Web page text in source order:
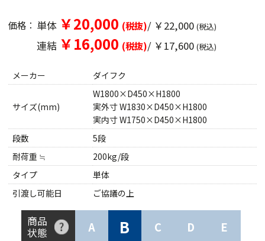
価格： 単体 ￥20,000 (税抜)/ ￥22,000 (税込)
連結 ￥16,000 (税抜)/ ￥17,600 (税込)
メーカー ダイフク
サイズ(mm)
W1800×D450×H1800
実外寸 W1830×D450×H1800
実内寸 W1750×D450×H1800
段数
5段
耐荷重 ≒
200kg/段
タイプ
単体
引渡し可能日
ご協議の上
商品
状態
A B C D E